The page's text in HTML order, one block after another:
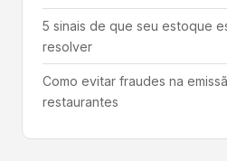
5 sinais de que seu estoque
resolver
Como evitar fraudes na
restaurantes